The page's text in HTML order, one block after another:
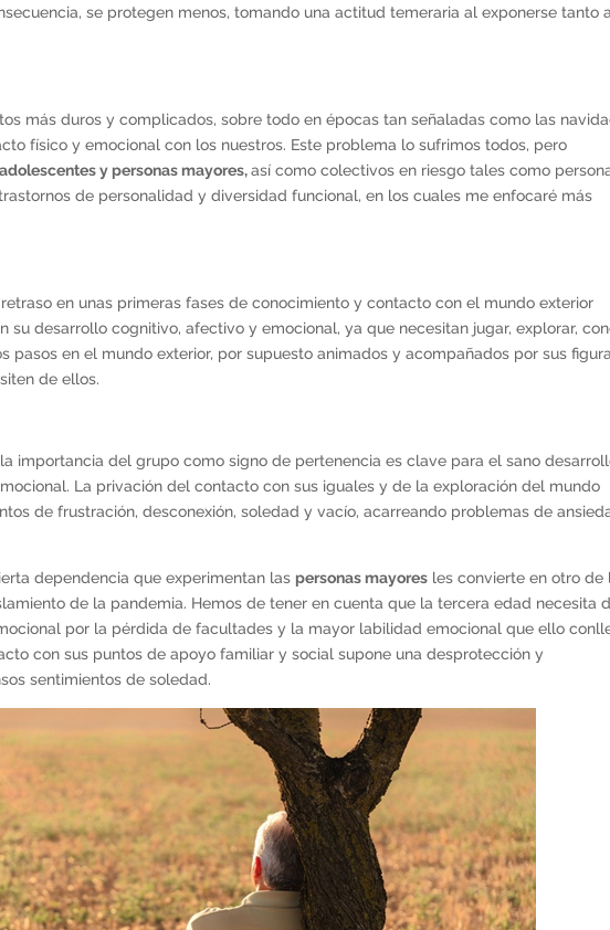
se protegen menos, tomando una actitud temeraria al exponerse tanto
más duros y complicados, sobre todo en épocas tan señaladas como las
físico y emocional con los nuestros. Este problema lo sufrimos todos, pero
adolescentes y personas mayores,así como colectivos en riesgo tales como
de personalidad y diversidad funcional, en los cuales me enfocaré más
en unas primeras fases de conocimiento y contacto con el mundo exterior
su desarrollo cognitivo, afectivo y emocional, ya que necesitan jugar, explorar,
pasos en el mundo exterior, por supuesto animados y acompañados por sus
de ellos.
importancia del grupo como signo de pertenencia es clave para el sano
La privación del contacto con sus iguales y de la exploración del mundo
de frustración, desconexión, soledad y vacío, acarreando problemas de
dependencia que experimentan laspersonas mayores les convierte en otro de
de la pandemia. Hemos de tener en cuenta que la tercera edad necesita
por la pérdida de facultades y la mayor labilidad emocional que ello
con sus puntos de apoyo familiar y social supone una desprotección y
sentimientos de soledad.